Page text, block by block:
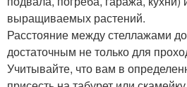
выращиваемых растений.
Расстояние между стеллажами
достаточным не только для
Учитывайте, что вам в